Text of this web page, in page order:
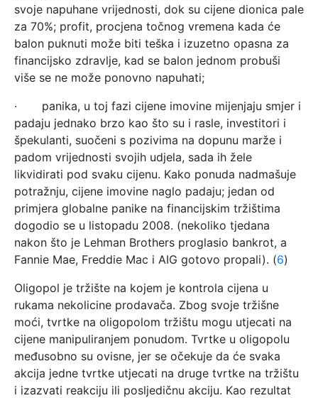
svoje napuhane vrijednosti, dok su cijene dionica pale
za 70%; profit, procjena točnog vremena kada će
balon puknuti može biti teška i izuzetno opasna za
financijsko zdravlje, kad se balon jednom probuši
više se ne može ponovno napuhati;
· panika, u toj fazi cijene imovine mijenjaju smjer i
padaju jednako brzo kao što su i rasle, investitori i
špekulanti, suočeni s pozivima na dopunu marže i
padom vrijednosti svojih udjela, sada ih žele
likvidirati pod svaku cijenu. Kako ponuda nadmašuje
potražnju, cijene imovine naglo padaju; jedan od
primjera globalne panike na financijskim tržištima
dogodio se u listopadu 2008. (nekoliko tjedana
nakon što je Lehman Brothers proglasio bankrot, a
Fannie Mae, Freddie Mac i AIG gotovo propali). (6)
Oligopol je tržište na kojem je kontrola cijena u
rukama nekolicine prodavača. Zbog svoje tržišne
moći, tvrtke na oligopolom tržištu mogu utjecati na
cijene manipuliranjem ponudom. Tvrtke u oligopolu
međusobno su ovisne, jer se očekuje da će svaka
akcija jedne tvrtke utjecati na druge tvrtke na tržištu
i izazvati reakciju ili posljedičnu akciju. Kao rezultat